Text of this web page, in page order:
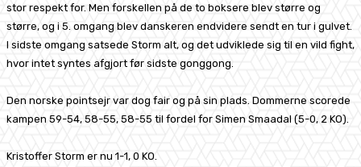
stor respekt for. Men forskellen på de to boksere blev større og
større, og i 5. omgang blev danskeren endvidere sendt en tur i gulvet.
I sidste omgang satsede Storm alt, og det udviklede sig til en vild fight,
hvor intet syntes afgjort før sidste gonggong.
Den norske pointsejr var dog fair og på sin plads. Dommerne scorede
kampen 59-54, 58-55, 58-55 til fordel for Simen Smaadal (5-0, 2 KO).
Kristoffer Storm er nu 1-1, 0 KO.